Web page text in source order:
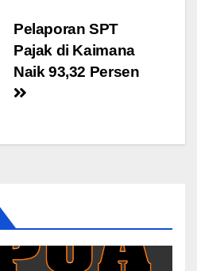
Pelaporan SPT
Pajak di Kaimana
Naik 93,32 Persen